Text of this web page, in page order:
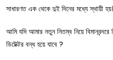
সাধারণত এক থেকে দুই দিনের মধ্যে স্থায়ী হয়।
আমি যদি আমার নতুন নিতম্ব নিয়ে বিমানবন্দরে
ডিটেক্টর বন্ধ হয়ে যাবে ?